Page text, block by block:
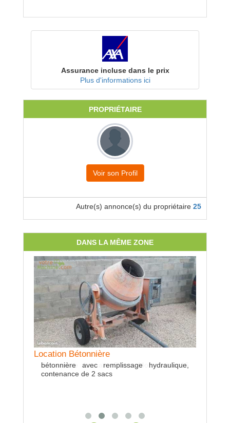
Assurance incluse dans le prix
Plus d'informations ici
PROPRIÉTAIRE
Voir son Profil
Autre(s) annonce(s) du propriétaire 25
DANS LA MÊME ZONE
Location Bétonnière
bétonnière avec remplissage hydraulique,
contenance de 2 sacs
Location Bineuse
Ecrouteuse à maïs Pietro Moro avec 16
roues